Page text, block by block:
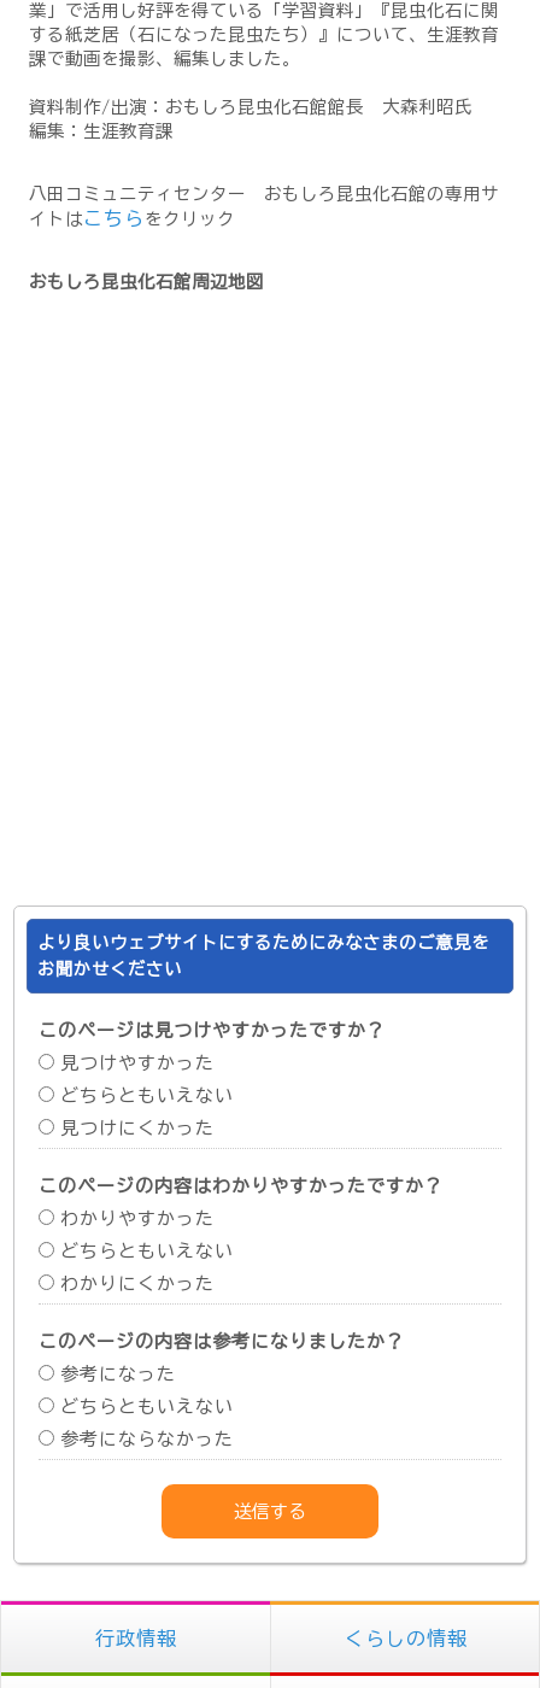
業」で活用し好評を得ている「学習資料」『昆虫化石に関
する紙芝居（石になった昆虫たち）』について、生涯教育
課で動画を撮影、編集しました。
資料制作/出演：おもしろ昆虫化石館館長 大森利昭氏
編集：生涯教育課
八田コミュニティセンター おもしろ昆虫化石館の専用サ
イトは こちら をクリック
おもしろ昆虫化石館周辺地図
より良いウェブサイトにするためにみなさまのご意見を
お聞かせください
このページは見つけやすかったですか？
見つけやすかった
どちらともいえない
見つけにくかった
このページの内容はわかりやすかったですか？
わかりやすかった
どちらともいえない
わかりにくかった
このページの内容は参考になりましたか？
参考になった
どちらともいえない
参考にならなかった
行政情報 くらしの情報